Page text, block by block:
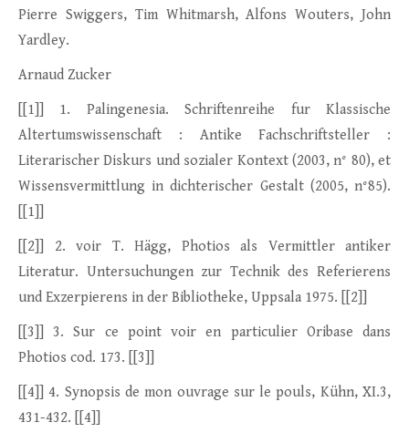
Pierre Swiggers, Tim Whitmarsh, Alfons Wouters, John
Yardley.
Arnaud Zucker
[[1]] 1. Palingenesia. Schriftenreihe fur Klassische
Altertumswissenschaft : Antike Fachschriftsteller :
Literarischer Diskurs und sozialer Kontext (2003, n° 80), et
Wissensvermittlung in dichterischer Gestalt (2005, n°85).
[[1]]
[[2]] 2. voir T. Hägg, Photios als Vermittler antiker
Literatur. Untersuchungen zur Technik des Referierens
und Exzerpierens in der Bibliotheke, Uppsala 1975. [[2]]
[[3]] 3. Sur ce point voir en particulier Oribase dans
Photios cod. 173. [[3]]
[[4]] 4. Synopsis de mon ouvrage sur le pouls, Kühn, XI.3,
431-432. [[4]]